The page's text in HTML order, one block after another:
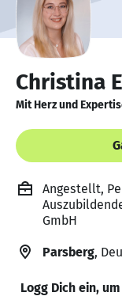
Christina
Mit Herz und
Angestellt,
GmbH
Parsberg,
Logg Dich ein,